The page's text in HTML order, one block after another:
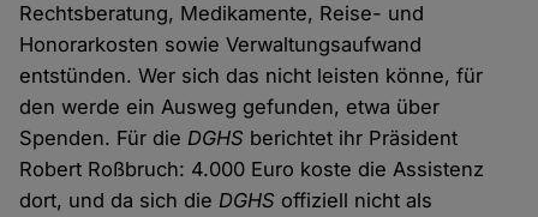
Rechtsberatung, Medikamente, Reise- und
Honorarkosten sowie Verwaltungsaufwand
entstünden. Wer sich das nicht leisten könne, für
den werde ein Ausweg gefunden, etwa über
Spenden. Für dieDGHS berichtet ihr Präsident
Robert Roßbruch: 4.000 Euro koste die Assistenz
dort, und da sich dieDGHS offiziell nicht als